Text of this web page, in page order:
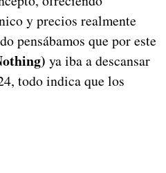
y precios realmente
pensábamos que por este
ya iba a descansar
todo indica que los